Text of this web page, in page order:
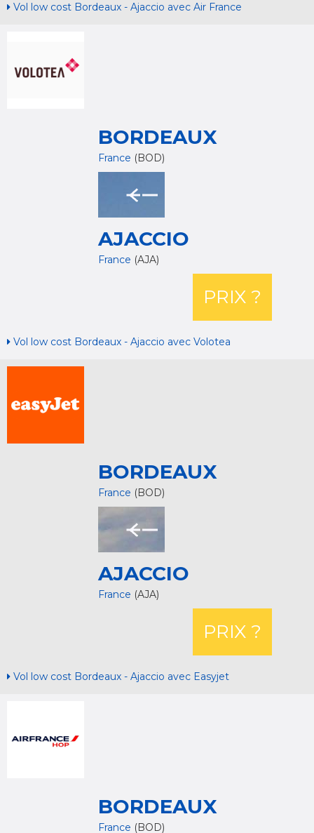
Vol low cost Bordeaux - Ajaccio avec Air France
BORDEAUX
France (BOD)
AJACCIO
France (AJA)
PRIX ?
Vol low cost Bordeaux - Ajaccio avec Volotea
BORDEAUX
France (BOD)
AJACCIO
France (AJA)
PRIX ?
Vol low cost Bordeaux - Ajaccio avec Easyjet
BORDEAUX
France (BOD)